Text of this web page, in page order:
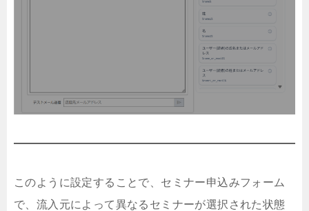
このように設定することで、セミナー申込みフォーム
で、流入元によって異なるセミナーが選択された状態